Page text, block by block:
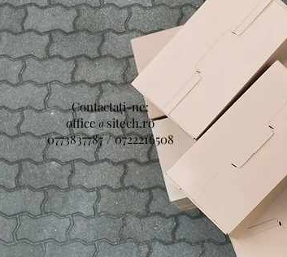
Contactați-ne:
office@sitech.ro
0773837787 / 0722216508